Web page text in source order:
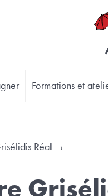
Formations et
Réal ›